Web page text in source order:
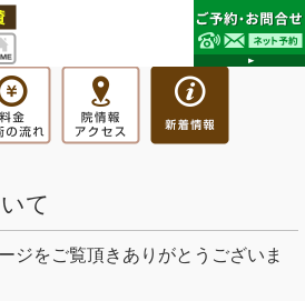
て
ジをご覧頂きありがとうございま